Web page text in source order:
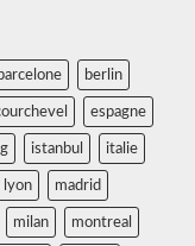
barcelone berlin
espagne
istanbul italie
lyon madrid
milan montreal